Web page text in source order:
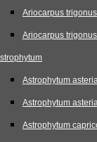
Ariocarpus trigonus
Ariocarpus
Astrophytum
Astrophytum
Astrophytum